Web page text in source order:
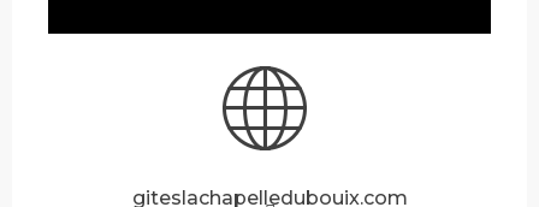
giteslachapelledubouix.com